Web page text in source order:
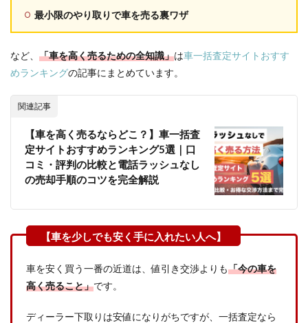
最小限のやり取りで車を売る裏ワザ
など、 「車を高く売るための全知識」は車一括査定サイトおすす
めランキングの記事にまとめています。
関連記事
【車を高く売るならどこ？】車一括査
定サイトおすすめランキング5選｜口
コミ・評判の比較と電話ラッシュなし
の売却手順のコツを完全解説
車を安く買う一番の近道は、値引き交渉よりも「今の車を
高く売ること」です。
ディーラー下取りは安値になりがちですが、一括査定なら